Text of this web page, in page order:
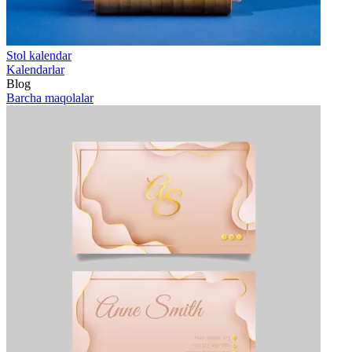
Stol kalendar
Kalendarlar
Blog
Barcha maqolalar